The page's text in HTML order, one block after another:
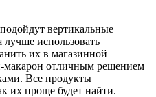
вертикальные
использовать
их в магазинной
макарон отличным решением
Все продукты
их проще будет найти.